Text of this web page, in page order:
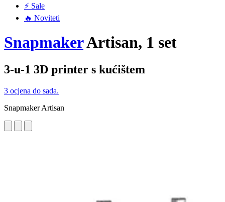
⚡ Sale
🔥 Noviteti
SnapmakerArtisan, 1 set
3-u-1 3D printer s kućištem
3 ocjena do sada.
Snapmaker Artisan